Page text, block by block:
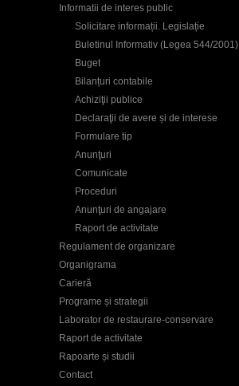
Informatii de interes public
Solicitare informații. Legislație
Buletinul Informativ (Legea 544/2001)
Buget
Bilanțuri contabile
Achiziţii publice
Declaraţii de avere și de interese
Formulare tip
Anunţuri
Comunicate
Proceduri
Anunţuri de angajare
Raport de activitate
Regulament de organizare
Organigrama
Carieră
Programe și strategii
Laborator de restaurare-conservare
Raport de activitate
Rapoarte și studii
Contact